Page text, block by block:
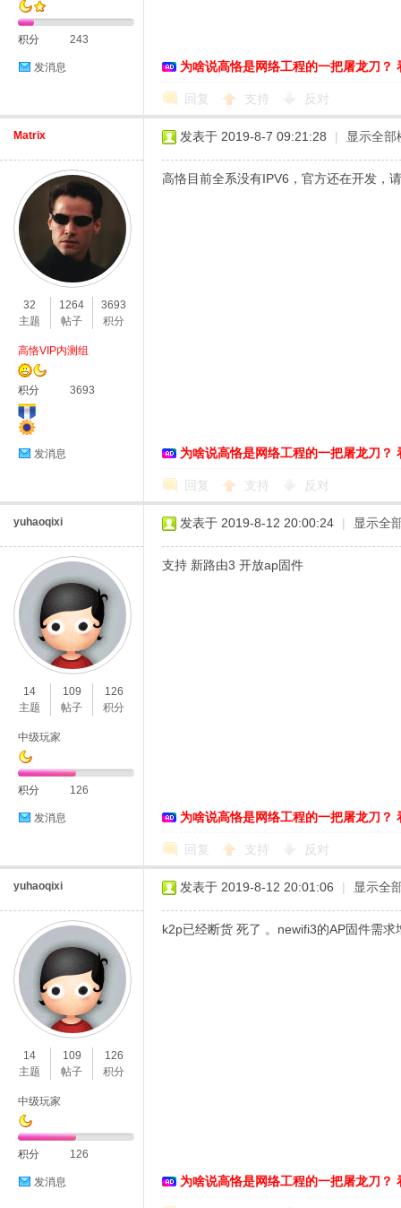
积分 243
发消息 为啥说高恪是网络工程的一把屠龙刀？
回复 支持 反对
Matrix
32
主题
1264
帖子
3693
积分
高恪VIP内测组
积分 3693
发消息
发表于 2019-8-7 09:21:28 | 显示全部
高恪目前全系没有IPV6，官方还在开发，
为啥说高恪是网络工程的一把屠龙刀？
回复 支持 反对
yuhaoqixi
14
主题
109
帖子
126
积分
中级玩家
积分 126
发消息
发表于 2019-8-12 20:00:24 | 显示全
支持 新路由3 开放ap固件
为啥说高恪是网络工程的一把屠龙刀？
回复 支持 反对
yuhaoqixi
14
主题
109
帖子
126
积分
中级玩家
积分 126
发消息
发表于 2019-8-12 20:01:06 | 显示全
k2p已经断货 死了 。newifi3的AP固件需求
为啥说高恪是网络工程的一把屠龙刀？